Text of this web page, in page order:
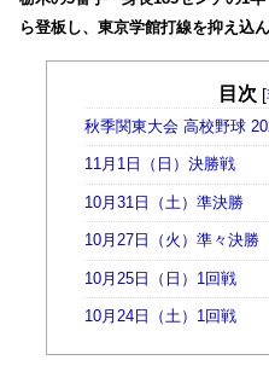
ら登板し、東京学館打線を抑え込ん
目次 [
秋季関東大会 高校野球
11月1日（日）決勝戦
10月31日（土）準決勝
10月27日（火）準々決勝
10月25日（日）1回戦
10月24日（土）1回戦